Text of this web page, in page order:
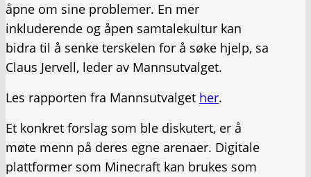
åpne om sine problemer. En mer
inkluderende og åpen samtalekultur kan
bidra til å senke terskelen for å søke hjelp, sa
Claus Jervell, leder av Mannsutvalget.
Les rapporten fra Mannsutvalget her.
Et konkret forslag som ble diskutert, er å
møte menn på deres egne arenaer. Digitale
plattformer som Minecraft kan brukes som